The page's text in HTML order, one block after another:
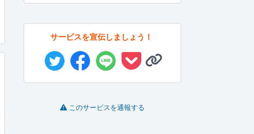
サービスを宣伝しましょう！
このサービスを通報する